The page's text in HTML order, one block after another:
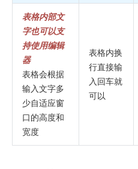
表格内部文
字也可以支
持使用编辑
器
表格会根据
输入文字多
少自适应窗
口的高度和
宽度
表格内换
行直接输
入回车就
可以